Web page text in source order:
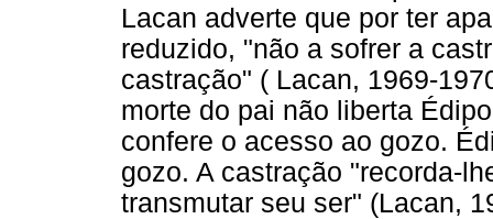
Lacan adverte que por ter
reduzido, "não a sofrer a
castração" ( Lacan, 1969-
morte do pai não liberta
confere o acesso ao gozo.
gozo. A castração "recorda-
transmutar seu ser" (Lacan,